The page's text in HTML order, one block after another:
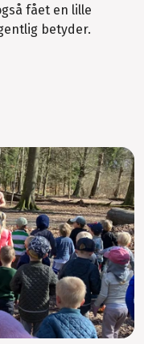
fået en lille
betyder.